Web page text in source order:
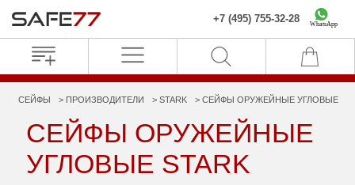
+7 (495) 755-32-28 WhatsApp
СЕЙФЫ ПРОИЗВОДИТЕЛИ STARK СЕЙФЫ ОРУЖЕЙНЫЕ УГЛОВЫЕ
СЕЙФЫ ОРУЖЕЙНЫЕ
УГЛОВЫЕ STARK